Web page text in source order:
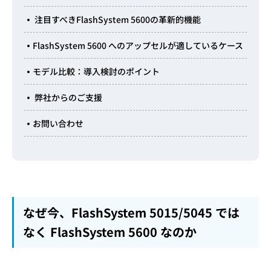
注目すべきFlashSystem 5600の革新的機能
FlashSystem 5600 へのアップセルが適しているケース
モデル比較：導入検討のポイント
弊社からのご支援
お問い合わせ
なぜ今、FlashSystem 5015/5045 では
なく FlashSystem 5600 なのか